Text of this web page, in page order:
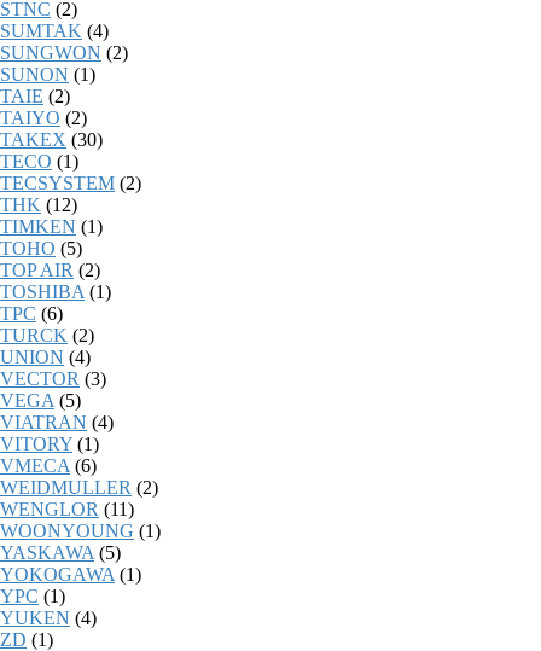
STNC (2)
SUMTAK (4)
SUNGWON (2)
SUNON (1)
TAIE (2)
TAIYO (2)
TAKEX (30)
TECO (1)
TECSYSTEM (2)
THK (12)
TIMKEN (1)
TOHO (5)
TOP AIR (2)
TOSHIBA (1)
TPC (6)
TURCK (2)
UNION (4)
VECTOR (3)
VEGA (5)
VIATRAN (4)
VITORY (1)
VMECA (6)
WEIDMULLER (2)
WENGLOR (11)
WOONYOUNG (1)
YASKAWA (5)
YOKOGAWA (1)
YPC (1)
YUKEN (4)
ZD (1)